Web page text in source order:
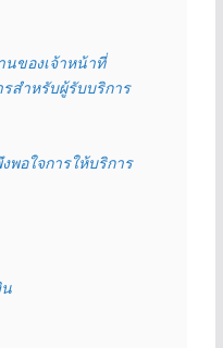
ของเจ้าหน้าที่
สำหรับผู้รับบริการ
พอใจการให้บริการ